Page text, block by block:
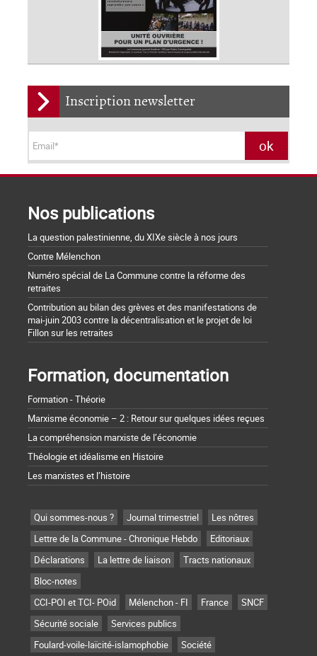
Inscription newsletter
Nos publications
La question palestinienne, du XIXe siècle à nos jours
Contre Mélenchon
Numéro spécial de La Commune contre la réforme des
retraites
Contribution au bilan des grèves et des manifestations de
mai-juin 2003 contre la décentralisation et le projet de loi
Fillon sur les retraites
Formation, documentation
Formation - Théorie
Marxisme économie – 2 : Retour sur quelques idées reçues
La compréhension marxiste de l’économie
Théologie et idéalisme en Histoire
Les marxistes et l’histoire
Qui sommes-nous ? Journal trimestriel
Les nôtres
Lettre de la Commune - Chronique Hebdo
Editoriaux
Déclarations
La lettre de liaison
Tracts nationaux
Bloc-notes
CCI-POI et TCI- POid
Mélenchon - FI France
SNCF
Sécurité sociale
Services publics
Foulard-voile-laïcité-islamophobie
Société